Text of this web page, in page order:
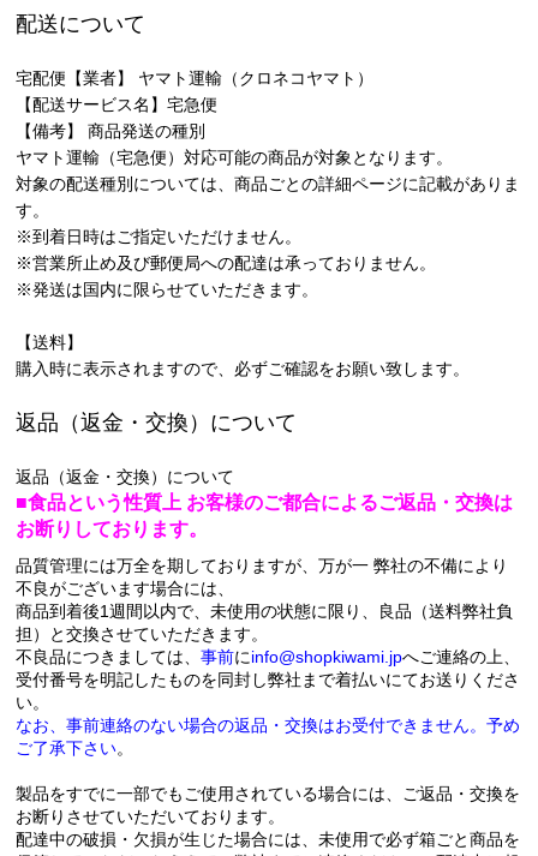
配送について
宅配便【業者】 ヤマト運輸（クロネコヤマト）
【配送サービス名】宅急便
【備考】 商品発送の種別
ヤマト運輸（宅急便）対応可能の商品が対象となります。
対象の配送種別については、商品ごとの詳細ページに記載がありま
す。
※到着日時はご指定いただけません。
※営業所止め及び郵便局への配達は承っておりません。
※発送は国内に限らせていただきます。
【送料】
購入時に表示されますので、必ずご確認をお願い致します。
返品（返金・交換）について
返品（返金・交換）について
■食品という性質上 お客様のご都合によるご返品・交換は
お断りしております。
品質管理には万全を期しておりますが、万が一 弊社の不備により
不良がございます場合には、
商品到着後1週間以内で、未使用の状態に限り、良品（送料弊社負
担）と交換させていただきます。
不良品につきましては、事前にinfo@shopkiwami.jpへご連絡の上、
受付番号を明記したものを同封し弊社まで着払いにてお送りくださ
い。
なお、事前連絡のない場合の返品・交換はお受付できません。予め
ご了承下さい。
製品をすでに一部でもご使用されている場合には、ご返品・交換を
お断りさせていただいております。
配達中の破損・欠損が生じた場合には、未使用で必ず箱ごと商品を